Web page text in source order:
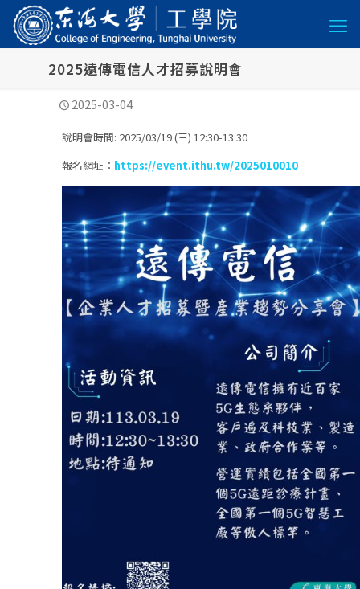
2025遠傳電信人才招募說明會
2025-03-04
說明會時間: 2025/03/19 (三) 12:30-13:30
報名網址： https://event.ithu.tw/2025010010